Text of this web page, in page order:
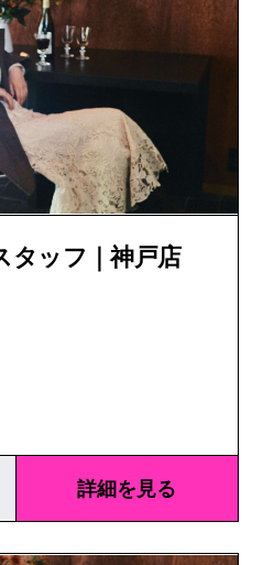
タッフ｜神戸店
詳細を見る